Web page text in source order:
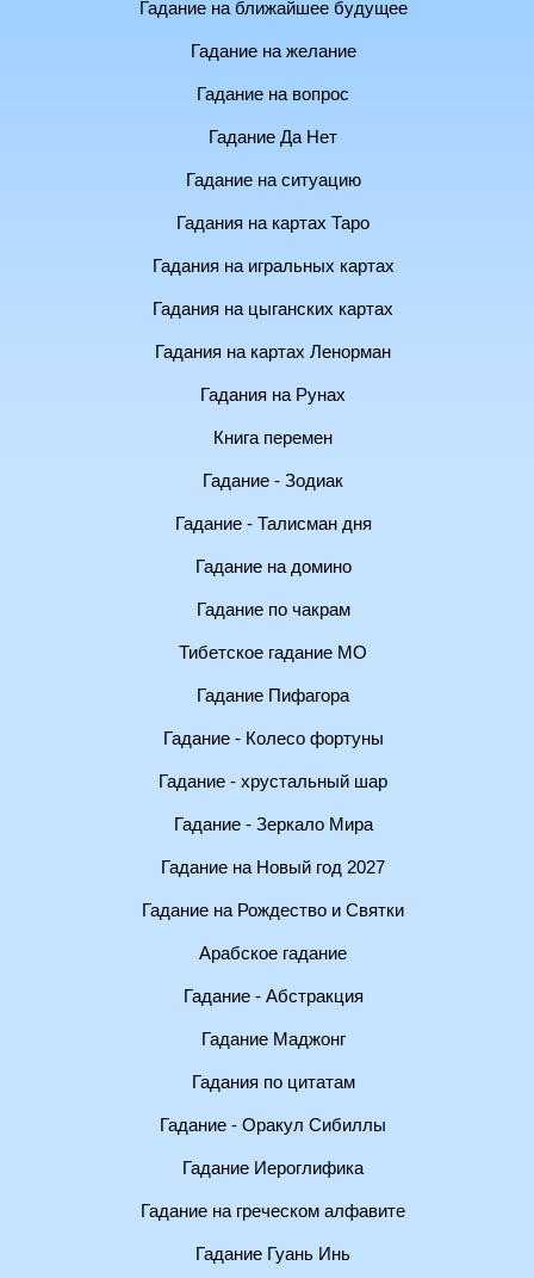
Гадание на ближайшее будущее
Гадание на желание
Гадание на вопрос
Гадание Да Нет
Гадание на ситуацию
Гадания на картах Таро
Гадания на игральных картах
Гадания на цыганских картах
Гадания на картах Ленорман
Гадания на Рунах
Книга перемен
Гадание - Зодиак
Гадание - Талисман дня
Гадание на домино
Гадание по чакрам
Тибетское гадание МО
Гадание Пифагора
Гадание - Колесо фортуны
Гадание - хрустальный шар
Гадание - Зеркало Мира
Гадание на Новый год 2027
Гадание на Рождество и Святки
Арабское гадание
Гадание - Абстракция
Гадание Маджонг
Гадания по цитатам
Гадание - Оракул Сибиллы
Гадание Иероглифика
Гадание на греческом алфавите
Гадание Гуань Инь